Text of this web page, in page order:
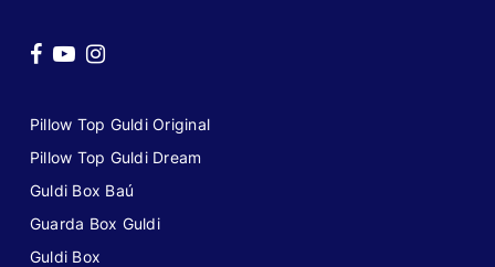
Pillow Top Guldi Original
Pillow Top Guldi Dream
Guldi Box Baú
Guarda Box Guldi
Guldi Box